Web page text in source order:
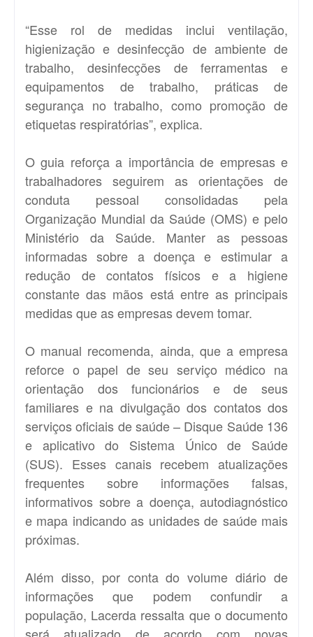
“Esse rol de medidas inclui ventilação,
higienização e desinfecção de ambiente de
trabalho, desinfecções de ferramentas e
equipamentos de trabalho, práticas de
segurança no trabalho, como promoção de
etiquetas respiratórias”, explica.
O guia reforça a importância de empresas e
trabalhadores seguirem as orientações de
conduta pessoal consolidadas pela
Organização Mundial da Saúde (OMS) e pelo
Ministério da Saúde. Manter as pessoas
informadas sobre a doença e estimular a
redução de contatos físicos e a higiene
constante das mãos está entre as principais
medidas que as empresas devem tomar.
O manual recomenda, ainda, que a empresa
reforce o papel de seu serviço médico na
orientação dos funcionários e de seus
familiares e na divulgação dos contatos dos
serviços oficiais de saúde – Disque Saúde 136
e aplicativo do Sistema Único de Saúde
(SUS). Esses canais recebem atualizações
frequentes sobre informações falsas,
informativos sobre a doença, autodiagnóstico
e mapa indicando as unidades de saúde mais
próximas.
Além disso, por conta do volume diário de
informações que podem confundir a
população, Lacerda ressalta que o documento